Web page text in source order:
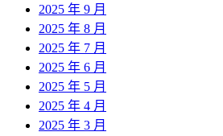
2025 年 9 月
2025 年 8 月
2025 年 7 月
2025 年 6 月
2025 年 5 月
2025 年 4 月
2025 年 3 月